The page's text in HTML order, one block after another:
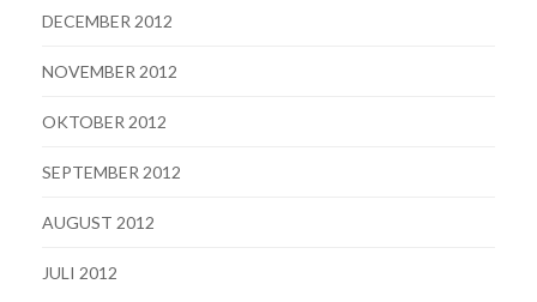
DECEMBER 2012
NOVEMBER 2012
OKTOBER 2012
SEPTEMBER 2012
AUGUST 2012
JULI 2012